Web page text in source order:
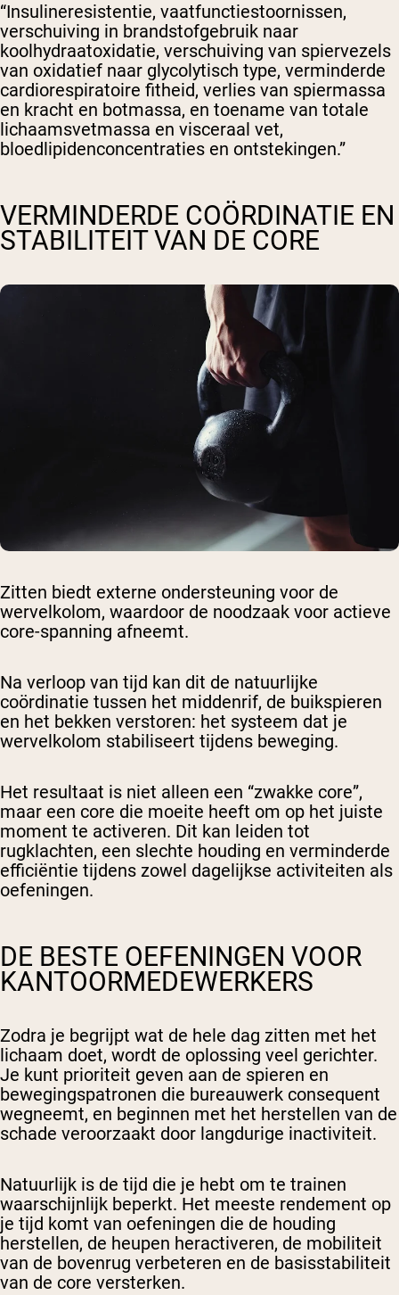
“Insulineresistentie, vaatfunctiestoornissen,
verschuiving in brandstofgebruik naar
koolhydraatoxidatie, verschuiving van spiervezels
van oxidatief naar glycolytisch type, verminderde
cardiorespiratoire fitheid, verlies van spiermassa
en kracht en botmassa, en toename van totale
lichaamsvetmassa en visceraal vet,
bloedlipidenconcentraties en ontstekingen.”
VERMINDERDE COÖRDINATIE EN
STABILITEIT VAN DE CORE
Zitten biedt externe ondersteuning voor de
wervelkolom, waardoor de noodzaak voor actieve
core-spanning afneemt.
Na verloop van tijd kan dit de natuurlijke
coördinatie tussen het middenrif, de buikspieren
en het bekken verstoren: het systeem dat je
wervelkolom stabiliseert tijdens beweging.
Het resultaat is niet alleen een “zwakke core”,
maar een core die moeite heeft om op het juiste
moment te activeren. Dit kan leiden tot
rugklachten, een slechte houding en verminderde
efficiëntie tijdens zowel dagelijkse activiteiten als
oefeningen.
DE BESTE OEFENINGEN VOOR
KANTOORMEDEWERKERS
Zodra je begrijpt wat de hele dag zitten met het
lichaam doet, wordt de oplossing veel gerichter.
Je kunt prioriteit geven aan de spieren en
bewegingspatronen die bureauwerk consequent
wegneemt, en beginnen met het herstellen van de
schade veroorzaakt door langdurige inactiviteit.
Natuurlijk is de tijd die je hebt om te trainen
waarschijnlijk beperkt. Het meeste rendement op
je tijd komt van oefeningen die de houding
herstellen, de heupen heractiveren, de mobiliteit
van de bovenrug verbeteren en de basisstabiliteit
van de core versterken.